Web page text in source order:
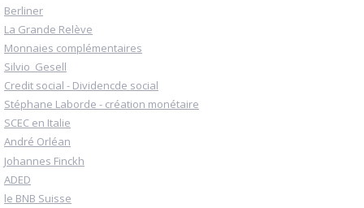
Berliner
La Grande Relève
Monnaies complémentaires
Silvio_Gesell
Credit social - Dividencde social
Stéphane Laborde - création monétaire
SCEC en Italie
André Orléan
Johannes Finckh
ADED
le BNB Suisse